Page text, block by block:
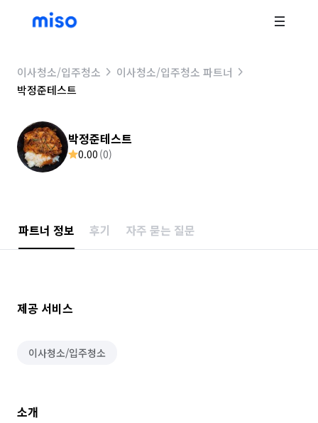
이사청소/입주청소
이사청소/입주청소 파트너
박정준테스트
박정준테스트
0.00 (0)
파트너 정보 후기 자주 묻는 질문
제공 서비스
이사청소/입주청소
소개